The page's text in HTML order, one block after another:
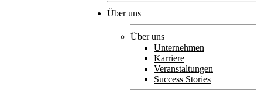
Über uns
Über uns
Unternehmen
Karriere
Veranstaltungen
Success Stories